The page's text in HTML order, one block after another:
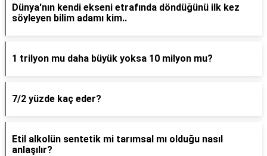
Dünya'nın kendi ekseni etrafında döndüğünü ilk kez
söyleyen bilim adamı kim..
1 trilyon mu daha büyük yoksa 10 milyon mu?
7/2 yüzde kaç eder?
Etil alkolün sentetik mi tarımsal mı olduğu nasıl
anlaşılır?